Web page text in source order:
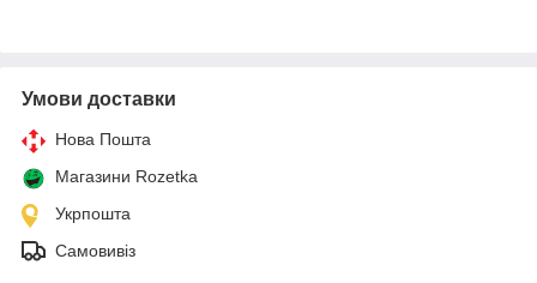
Умови доставки
Нова Пошта
Магазини Rozetka
Укрпошта
Самовивіз